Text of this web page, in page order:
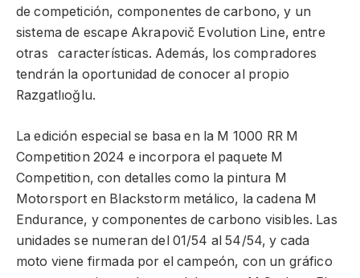
de competición, componentes de carbono, y un
sistema de escape Akrapovič Evolution Line, entre
otras características. Además, los compradores
tendrán la oportunidad de conocer al propio
Razgatlıoğlu.
La edición especial se basa en la M 1000 RR M
Competition 2024 e incorpora el paquete M
Competition, con detalles como la pintura M
Motorsport en Blackstorm metálico, la cadena M
Endurance, y componentes de carbono visibles. Las
unidades se numeran del 01/54 al 54/54, y cada
moto viene firmada por el campeón, con un gráfico